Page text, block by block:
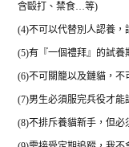
含毆打、禁食…等)
(4)不可以代替別人認養，
(5)有『一個禮拜』的試養
(6)不可關籠以及鏈貓，不
(7)男生必須服完兵役才能
(8)不排斥養貓新手，但必